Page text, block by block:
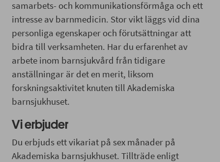
samarbets- och kommunikationsförmåga och ett
intresse av barnmedicin. Stor vikt läggs vid dina
personliga egenskaper och förutsättningar att
bidra till verksamheten. Har du erfarenhet av
arbete inom barnsjukvård från tidigare
anställningar är det en merit, liksom
forskningsaktivitet knuten till Akademiska
barnsjukhuset.
Vi erbjuder
Du erbjuds ett vikariat på sex månader på
Akademiska barnsjukhuset. Tillträde enligt